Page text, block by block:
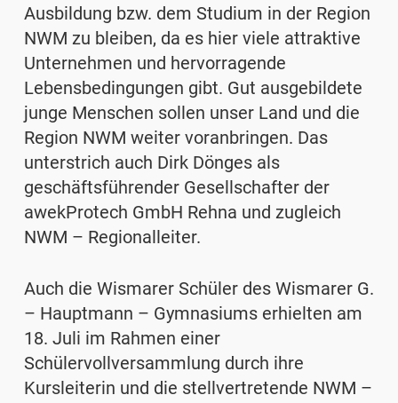
Ausbildung bzw. dem Studium in der Region
NWM zu bleiben, da es hier viele attraktive
Unternehmen und hervorragende
Lebensbedingungen gibt. Gut ausgebildete
junge Menschen sollen unser Land und die
Region NWM weiter voranbringen. Das
unterstrich auch Dirk Dönges als
geschäftsführender Gesellschafter der
awekProtech GmbH Rehna und zugleich
NWM – Regionalleiter.
Auch die Wismarer Schüler des Wismarer G.
– Hauptmann – Gymnasiums erhielten am
18. Juli im Rahmen einer
Schülervollversammlung durch ihre
Kursleiterin und die stellvertretende NWM –